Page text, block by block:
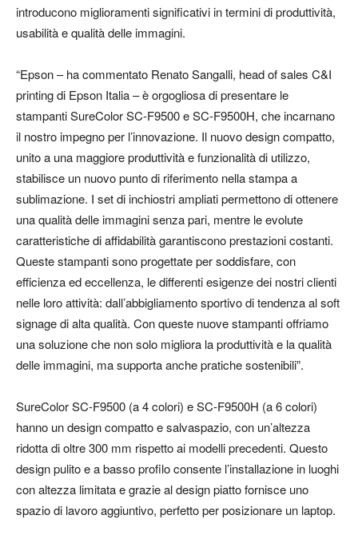
introducono miglioramenti significativi in termini di produttività,
usabilità e qualità delle immagini.
“Epson – ha commentato Renato Sangalli, head of sales C&I
printing di Epson Italia – è orgogliosa di presentare le
stampanti SureColor SC-F9500 e SC-F9500H, che incarnano
il nostro impegno per l’innovazione. Il nuovo design compatto,
unito a una maggiore produttività e funzionalità di utilizzo,
stabilisce un nuovo punto di riferimento nella stampa a
sublimazione. I set di inchiostri ampliati permettono di ottenere
una qualità delle immagini senza pari, mentre le evolute
caratteristiche di affidabilità garantiscono prestazioni costanti.
Queste stampanti sono progettate per soddisfare, con
efficienza ed eccellenza, le differenti esigenze dei nostri clienti
nelle loro attività: dall’abbigliamento sportivo di tendenza al soft
signage di alta qualità. Con queste nuove stampanti offriamo
una soluzione che non solo migliora la produttività e la qualità
delle immagini, ma supporta anche pratiche sostenibili”.
SureColor SC-F9500 (a 4 colori) e SC-F9500H (a 6 colori)
hanno un design compatto e salvaspazio, con un’altezza
ridotta di oltre 300 mm rispetto ai modelli precedenti. Questo
design pulito e a basso profilo consente l’installazione in luoghi
con altezza limitata e grazie al design piatto fornisce uno
spazio di lavoro aggiuntivo, perfetto per posizionare un laptop.